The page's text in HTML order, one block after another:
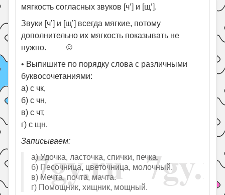
мягкость согласных звуков [ч’] и [щ’].
Звуки [ч’] и [щ’] всегда мягкие, потому
дополнительно их мягкость показывать не
нужно. ©
• Выпишите по порядку слова с различными
буквосочетаниями:
а) с чк,
б) с чн,
в) с чт,
г) с щн.
Записываем:
а) Удочка, ласточка, спички, печка.
б) Песочница, цветочница, молочный.
в) Мечта, почта, мачта.
г) Помощник, хищник, мощный.